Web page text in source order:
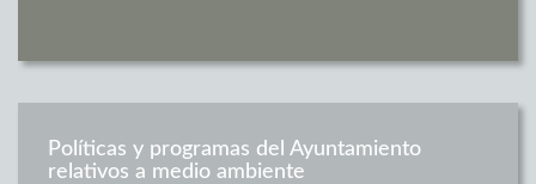
Políticas y programas del Ayuntamiento
relativos a medio ambiente